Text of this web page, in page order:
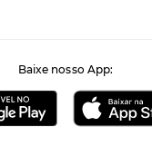
Baixe nosso App: